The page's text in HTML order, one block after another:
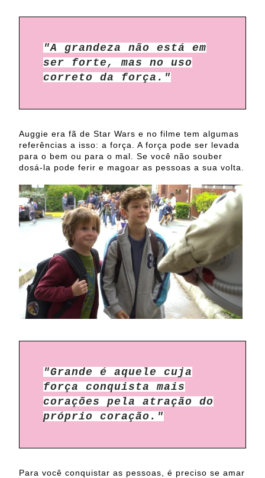
"A grandeza não está em
ser forte, mas no uso
correto da força."
Auggie era fã de Star Wars e no filme tem algumas
referências a isso: a força. A força pode ser levada
para o bem ou para o mal. Se você não souber
dosá-la pode ferir e magoar as pessoas a sua volta.
"Grande é aquele cuja
força conquista mais
corações pela atração do
próprio coração."
Para você conquistar as pessoas, é preciso se amar